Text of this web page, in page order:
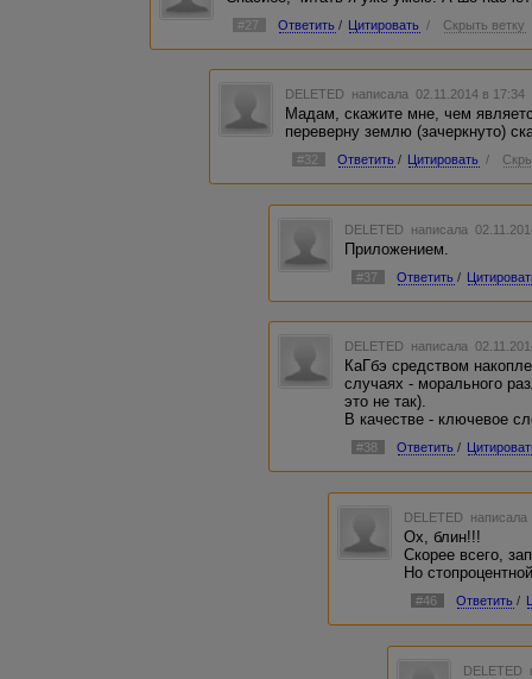
СОВЕРШЕННО, ПОЧТИ, ВРОДЕ, ТОЧЬ-В-ТОЧЬ,
делают не как соседи или Волосы у нее вьются
#27 Ответить / Цитировать / Скрыть ветку
DELETED написала 02.11.2014 в 17:34
Мадам, скажите мне, чем
переверну землю (зачеркнуто)
#32 Ответить / Цитировать /
DELETED написала
Приложением.
#37 Ответить /
DELETED написала
КаГбэ средством
случаях - морального
это не так).
В качестве - ключевое
#38 Ответить /
DELETED
Ох, блин!!!
Скорее всего,
Но
#46 Ответить /
DELETED